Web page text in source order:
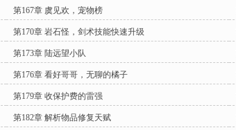
第167章 虞见欢，宠物榜
第170章 岩石怪，剑术技能快速升级
第173章 陆远望小队
第176章 看好哥哥，无聊的橘子
第179章 收保护费的雷强
第182章 解析物品修复天赋